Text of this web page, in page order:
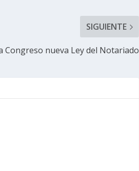
SIGUIENTE
Congreso nueva Ley del Notariado